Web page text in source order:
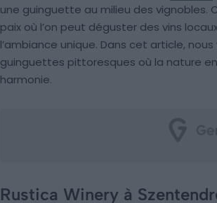
une guinguette au milieu des vignobles.
paix où l’on peut déguster des vins
l’ambiance unique. Dans cet article,
guinguettes pittoresques où la nature
harmonie.
Rustica Winery à